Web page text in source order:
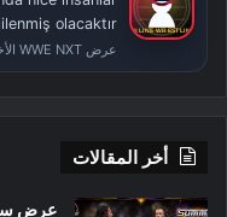
olacaktır.
عرض WWE NXT الأخير 4/8/2026 كامل مترجم
أخر المقالات